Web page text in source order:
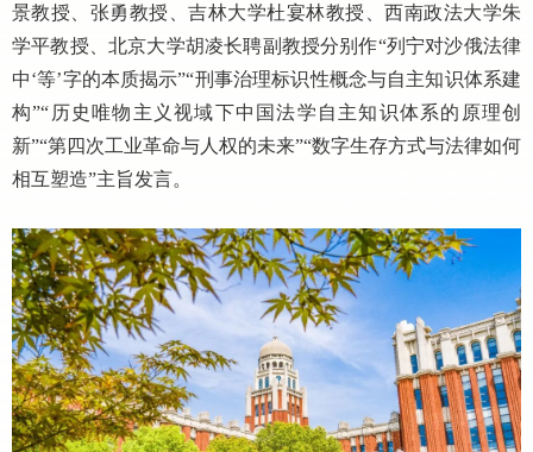
景教授、张勇教授、吉林大学杜宴林教授、西南政法大学朱
学平教授、北京大学胡凌长聘副教授分别作“列宁对沙俄法律
中‘等’字的本质揭示”“刑事治理标识性概念与自主知识体系建
构”“历史唯物主义视域下中国法学自主知识体系的原理创
新”“第四次工业革命与人权的未来”“数字生存方式与法律如何
相互塑造”主旨发言。